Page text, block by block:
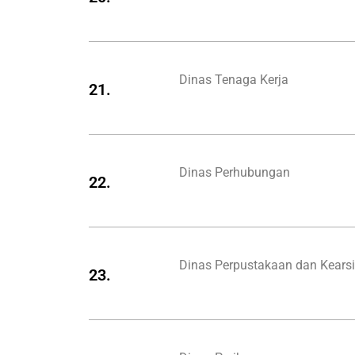
21.
Dinas Tenaga Kerja
22.
Dinas Perhubungan
23.
Dinas Perpustakaan dan